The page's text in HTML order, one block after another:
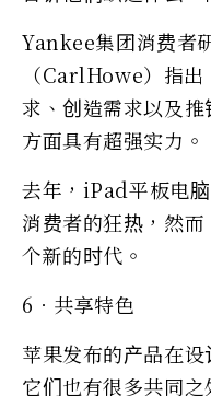
Yankee集团消费者
（CarlHowe）指
求、创造需求以及
方面具有超强实力。
去年，iPad平板电
消费者的狂热，然
个新的时代。
6．共享特色
苹果发布的产品在
它们也有很多共同